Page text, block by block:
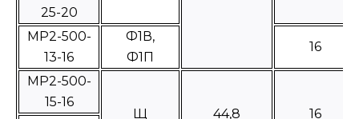
25-20
МР2-500-
13-16
Ф1В,
Ф1П
16
МР2-500-
15-16
Щ 44,8 16